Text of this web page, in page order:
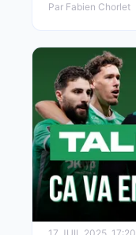
Par Fabien Chorlet